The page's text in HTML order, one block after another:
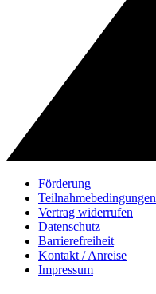
Förderung
Teilnahmebedingungen
Vertrag widerrufen
Datenschutz
Barrierefreiheit
Kontakt / Anreise
Impressum